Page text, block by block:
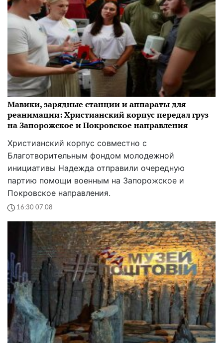
Мавики, зарядные станции и аппараты для
реанимации: Христианский корпус передал груз
на Запорожское и Покровское направления
Христианский корпус совместно с
Благотворительным фондом молодежной
инициативы Надежда отправили очередную
партию помощи военным на Запорожское и
Покровское направления.
16:30 07.08